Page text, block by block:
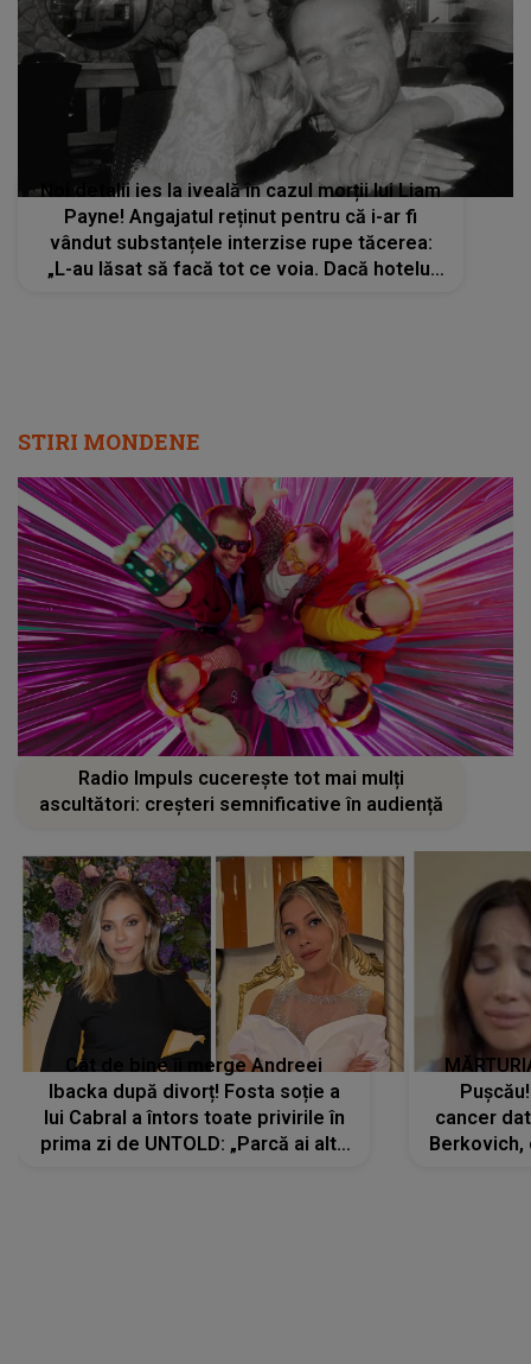
Noi detalii ies la iveală în cazul morții lui Liam
Payne! Angajatul reținut pentru că i-ar fi
vândut substanțele interzise rupe tăcerea:
„L-au lăsat să facă tot ce voia. Dacă hotelul
STIRI MONDENE
Radio Impuls cucerește tot mai mulți
ascultători: creșteri semnificative în audiență
Cât de bine îi merge Andreei
Ibacka după divorț! Fosta soție a
lui Cabral a întors toate privirile în
prima zi de UNTOLD: „Parcă ai altă
cancer
Berkovich,